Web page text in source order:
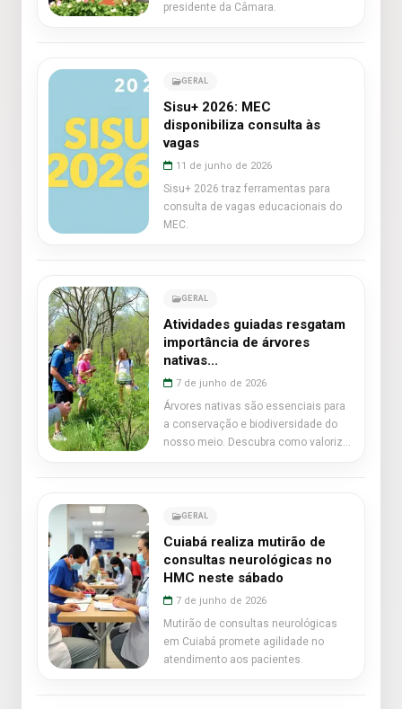
presidente da Câmara.
GERAL
Sisu+ 2026: MEC
disponibiliza consulta às
vagas
11 de junho de 2026
Sisu+ 2026 traz ferramentas para
consulta de vagas educacionais do
MEC.
GERAL
Atividades guiadas resgatam
importância de árvores
nativas...
7 de junho de 2026
Árvores nativas são essenciais para
a conservação e biodiversidade do
nosso meio. Descubra como valorizá-
GERAL
Cuiabá realiza mutirão de
consultas neurológicas no
HMC neste sábado
7 de junho de 2026
Mutirão de consultas neurológicas
em Cuiabá promete agilidade no
atendimento aos pacientes.